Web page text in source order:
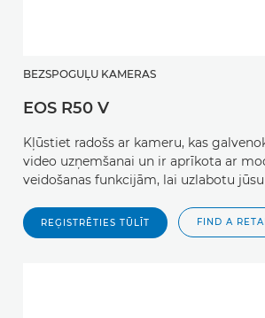
BEZSPOGUĻU KAMERAS
EOS R50 V
Kļūstiet radošs ar kameru, kas
video uzņemšanai un ir aprīkota ar
veidošanas funkcijām, lai uzlabotu
REĢISTRĒTIES TŪLĪT FIND A